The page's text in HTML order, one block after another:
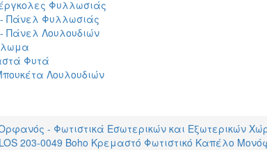
Φυλλωσιάς
Πάνελ Φυλλωσιάς
Πάνελ Λουλουδιών
Φυτά
Λουλουδιών
- Φωτιστικά Εσωτερικών και Εξωτερικών
203-0049 Boho Κρεμαστό Φωτιστικό Καπέλο